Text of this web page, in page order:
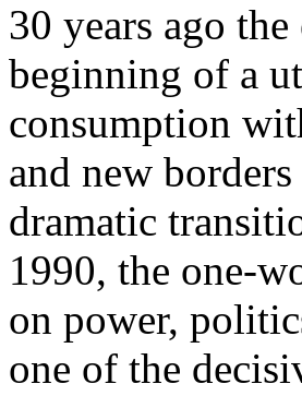
30 years ago
beginning of a
consumption
and new
dramatic
1990, the one-
on power,
one of the